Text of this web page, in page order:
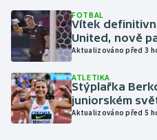
Motorsport
Parasport
FOTBAL
Vítek
United, nově
Aktualizováno před 3
ATLETIKA
Stýplařka
juniorském
Aktualizováno před 5